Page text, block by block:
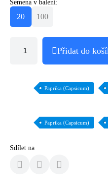
Semena v balení:
20 100
Přidat do
Paprika (Capsicum)
Paprika (Capsicum)
Sdílet na